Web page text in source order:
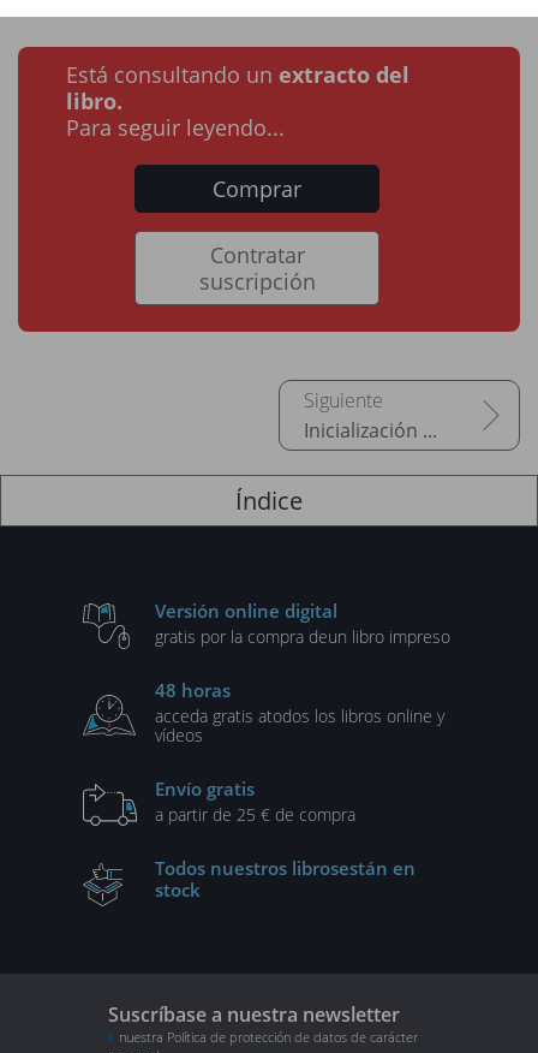
Está consultando un extracto del
libro.
Para seguir leyendo...
Comprar
Contratar
suscripción
Inicialización del sistema de archivos
Índice
Versión online digital
gratis por la compra deun libro impreso
48 horas
acceda gratis atodos los libros online y
vídeos
Envío gratis
a partir de 25 € de compra
Todos nuestros librosestán en
stock
Suscríbase a nuestra newsletter
nuestra Política de protección de datos de carácter